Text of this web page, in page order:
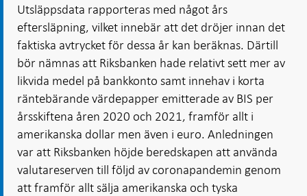
Utsläppsdata rapporteras med något års
eftersläpning, vilket innebär att det dröjer innan det
faktiska avtrycket för dessa år kan beräknas. Därtill
bör nämnas att Riksbanken hade relativt sett mer av
likvida medel på bankkonto samt innehav i korta
räntebärande värdepapper emitterade av BIS per
årsskiftena åren 2020 och 2021, framför allt i
amerikanska dollar men även i euro. Anledningen
var att Riksbanken höjde beredskapen att använda
valutareserven till följd av coronapandemin genom
att framför allt sälja amerikanska och tyska